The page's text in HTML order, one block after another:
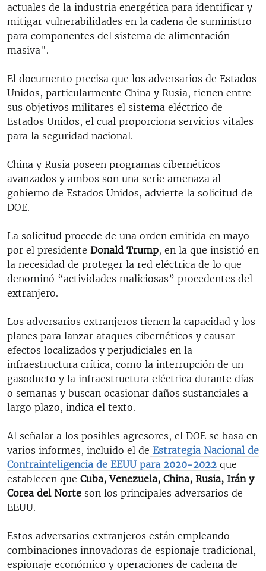
actuales de la industria energética para identificar y
mitigar vulnerabilidades en la cadena de suministro
para componentes del sistema de alimentación
masiva".
El documento precisa que los adversarios de Estados
Unidos, particularmente China y Rusia, tienen entre
sus objetivos militares el sistema eléctrico de
Estados Unidos, el cual proporciona servicios vitales
para la seguridad nacional.
China y Rusia poseen programas cibernéticos
avanzados y ambos son una serie amenaza al
gobierno de Estados Unidos, advierte la solicitud de
DOE.
La solicitud procede de una orden emitida en mayo
por el presidente Donald Trump, en la que insistió en
la necesidad de proteger la red eléctrica de lo que
denominó “actividades maliciosas” procedentes del
extranjero.
Los adversarios extranjeros tienen la capacidad y los
planes para lanzar ataques cibernéticos y causar
efectos localizados y perjudiciales en la
infraestructura crítica, como la interrupción de un
gasoducto y la infraestructura eléctrica durante días
o semanas y buscan ocasionar daños sustanciales a
largo plazo, indica el texto.
Al señalar a los posibles agresores, el DOE se basa en
varios informes, incluido el de Estrategia Nacional de
Contrainteligencia de EEUU para 2020-2022 que
establecen que Cuba, Venezuela, China, Rusia, Irán y
Corea del Norte son los principales adversarios de
EEUU.
Estos adversarios extranjeros están empleando
combinaciones innovadoras de espionaje tradicional,
espionaje económico y operaciones de cadena de